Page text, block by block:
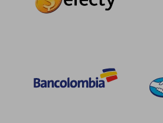
45% $ 217.561